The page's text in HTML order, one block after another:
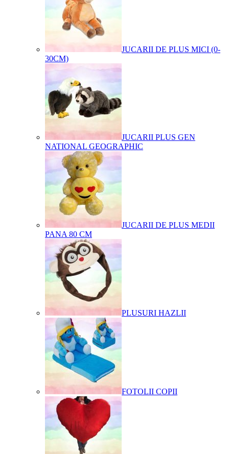
JUCARII DE PLUS MICI (0-
30CM)
JUCARII PLUS GEN
NATIONAL GEOGRAPHIC
JUCARII DE PLUS MEDII
PANA 80 CM
PLUSURI HAZLII
FOTOLII COPII